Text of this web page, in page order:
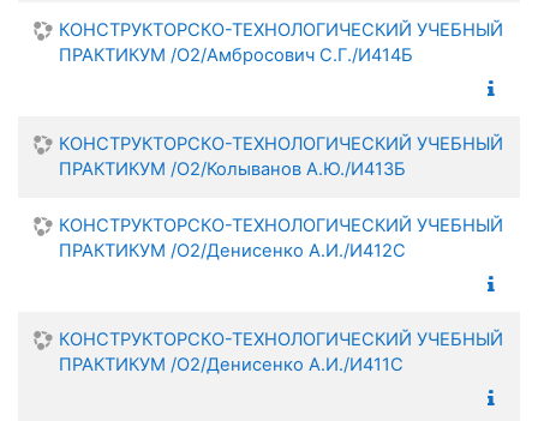
КОНСТРУКТОРСКО-ТЕХНОЛОГИЧЕСКИЙ УЧЕБНЫЙ
ПРАКТИКУМ /О2/Амбросович С.Г./И414Б
КОНСТРУКТОРСКО-ТЕХНОЛОГИЧЕСКИЙ УЧЕБНЫЙ
ПРАКТИКУМ /О2/Колыванов А.Ю./И413Б
КОНСТРУКТОРСКО-ТЕХНОЛОГИЧЕСКИЙ УЧЕБНЫЙ
ПРАКТИКУМ /О2/Денисенко А.И./И412С
КОНСТРУКТОРСКО-ТЕХНОЛОГИЧЕСКИЙ УЧЕБНЫЙ
ПРАКТИКУМ /О2/Денисенко А.И./И411С